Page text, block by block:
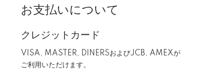
お支払いについて
クレジットカード
VISA, MASTER, DINERSおよびJCB, AMEXが
ご利用いただけます。